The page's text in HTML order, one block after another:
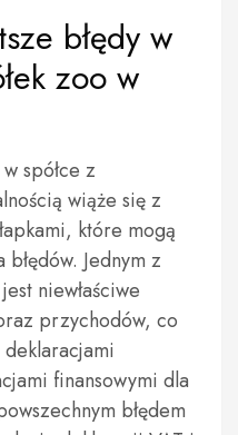
błędy w
zoo w
spółce z
wiąże się z
które mogą
Jednym z
niewłaściwe
przychodów, co
deklaracjami
finansowymi dla
błędem